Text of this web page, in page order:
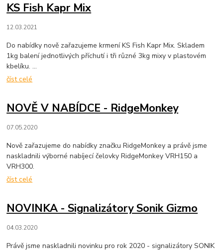
KS Fish Kapr Mix
12.03.2021
Do nabídky nově zařazujeme krmení KS Fish Kapr Mix. Skladem
1kg balení jednotlivých příchutí i tři různé 3kg mixy v plastovém
kbelíku. ...
číst celé
NOVĚ V NABÍDCE - RidgeMonkey
07.05.2020
Nově zařazujeme do nabídky značku RidgeMonkey a právě jsme
naskladnili výborné nabíjecí čelovky RidgeMonkey VRH150 a
VRH300.
číst celé
NOVINKA - Signalizátory Sonik Gizmo
04.03.2020
Právě jsme naskladnili novinku pro rok 2020 - signalizátory SONIK